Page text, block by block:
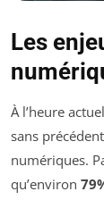
Les
À l’heure
sans
numériques.
qu’environ